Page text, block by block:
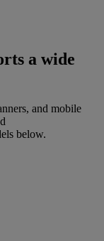
a wide
and mobile
below.